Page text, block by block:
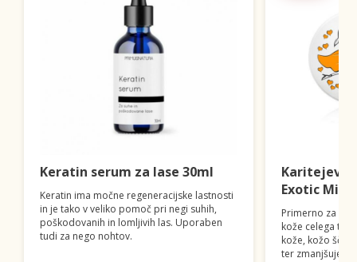
Keratin serum za lase 30ml
Keratin ima močne regeneracijske lastnosti
in je tako v veliko pomoč pri negi suhih,
poškodovanih in lomljivih las. Uporaben
tudi za nego nohtov.
Karitejevo
Exotic Mix
Primerno za
kože celega
kože, kožo
ter zmanjšuje